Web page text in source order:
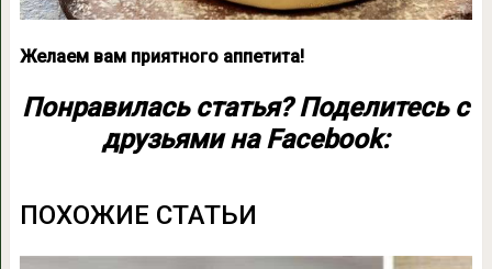
Желаем вам приятного аппетита!
Понравилась статья? Поделитесь с
друзьями на Facebook:
ПОХОЖИЕ СТАТЬИ